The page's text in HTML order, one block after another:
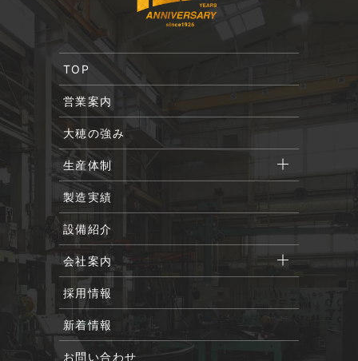
TOP
営業案内
大穂の強み
生産体制
製造実績
設備紹介
会社案内
採用情報
新着情報
お問い合わせ